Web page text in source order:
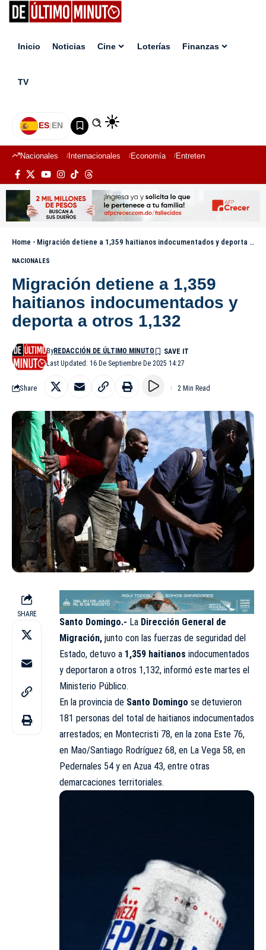
Inicio Noticias Cine Loterías Finanzas
TV
ES|EN
Nacionales Internacionales Economía Entretenimiento
Home - Migración detiene a 1,359 haitianos indocumentados y deporta a otros 1,132
NACIONALES
Migración detiene a 1,359
haitianos indocumentados y
deporta a otros 1,132
Last Updated: 16 De Septiembre De 2025 14:27
ByREDACCIÓN DE ÚLTIMO MINUTO
Share 2 Min Read
SHARE
Santo Domingo.- La Dirección General de
Migración, junto con las fuerzas de seguridad del
Estado, detuvo a 1,359 haitianos indocumentados
y deportaron a otros 1,132, informó este martes el
Ministerio Público.
En la provincia de Santo Domingo se detuvieron
181 personas del total de haitianos indocumentados
arrestados; en Montecristi 78, en la zona Este 76,
en Mao/Santiago Rodríguez 68, en La Vega 58, en
Pedernales 54 y en Azua 43, entre otras
demarcaciones territoriales.